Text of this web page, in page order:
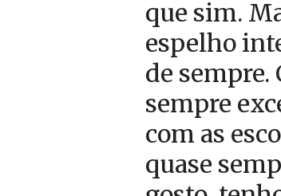
que sim.
espelho
de
sempre
com as
quase